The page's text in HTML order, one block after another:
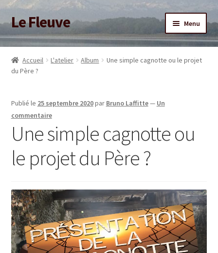
Aller
à
la
navigation
Aller
au
contenu
Le Fleuve Menu
Accueil
Ouvrir
le
Blog
Boutique
Adhésion/Soutien
Mon compte
Accueil L'atelier Album
Une simple cagnotte ou le projet
du Père ?
Publié le 25 septembre 2020par Bruno Laffitte— Un
commentaire
Une simple cagnotte ou
le projet du Père ?